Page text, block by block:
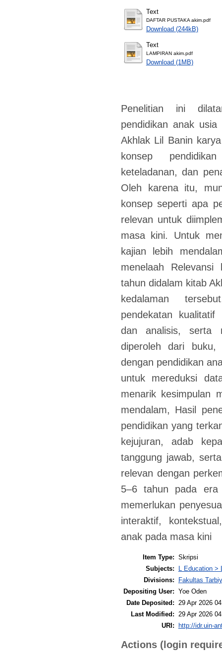
Text
DAFTAR PUSTAKA akim.pdf
Download (244kB)
Text
LAMPIRAN akim.pdf
Download (1MB)
Penelitian ini
pendidikan anak
Akhlak Lil Banin
konsep
keteladanan, dan
Oleh karena itu,
konsep seperti apa
relevan untuk
masa kini. Untuk
kajian lebih
menelaah
tahun didalam kitab
kedalaman
pendekatan
dan analisis, serta
diperoleh dari
dengan pendidikan
untuk mereduksi
menarik kesimpulan
mendalam, Hasil
pendidikan yang
kejujuran, adab
tanggung jawab,
relevan dengan
5–6 tahun pada era
memerlukan
interaktif,
anak pada masa kini
Item Type: Skripsi
Subjects:
L Education >
Divisions:
Fakultas
Depositing User: Yoe Oden
Date Deposited:
29 Apr 2026
Last Modified:
29 Apr 2026
URI: http://idr.uin-
Actions (login